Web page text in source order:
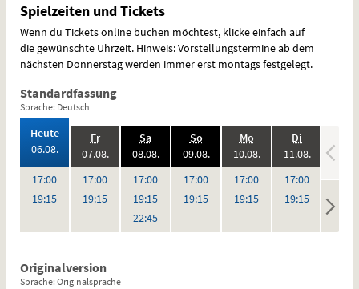
Spielzeiten und Tickets
Wenn du Tickets online buchen möchtest, klicke einfach auf
die gewünschte Uhrzeit. Hinweis: Vorstellungstermine ab dem
nächsten Donnerstag werden immer erst montags festgelegt.
Standardfassung
Sprache: Deutsch
Heute,
06.08.2026:
17:00Uhr
19:15Uhr
Fr.,
07.08.2026:
17:00Uhr
19:15Uhr
Sa.,
08.08.2026:
17:00Uhr
19:15Uhr
22:45Uhr
So.,
09.08.2026:
17:00Uhr
19:15Uhr
Mo.,
10.08.2026:
17:00Uhr
19:15Uhr
Di
11.08.2026:
17:00Uhr
19:15Uhr
17:00
,
Originalversion
Sprache: Originalsprache